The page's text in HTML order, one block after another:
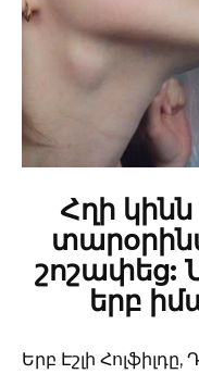
Հղի
շոշափեց:
երբ
Երբ Էշլի